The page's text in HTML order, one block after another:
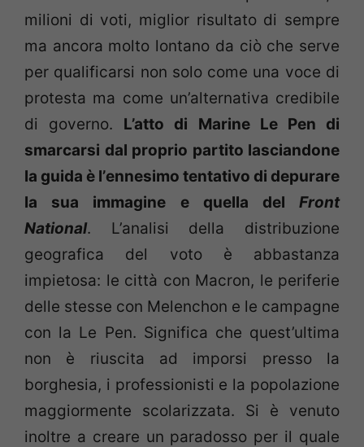
milioni di voti, miglior risultato di sempre
ma ancora molto lontano da ciò che serve
per qualificarsi non solo come una voce di
protesta ma come un’alternativa credibile
di governo. L’atto di Marine Le Pen di
smarcarsi dal proprio partito lasciandone
la guida è l’ennesimo tentativo di depurare
la sua immagine e quella del Front
National. L’analisi della distribuzione
geografica del voto è abbastanza
impietosa: le città con Macron, le periferie
delle stesse con Melenchon e le campagne
con la Le Pen. Significa che quest’ultima
non è riuscita ad imporsi presso la
borghesia, i professionisti e la popolazione
maggiormente scolarizzata. Si è venuto
inoltre a creare un paradosso per il quale